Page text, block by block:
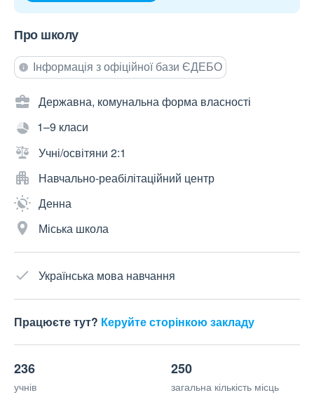
Про школу
Інформація з офіційної бази ЄДЕБО
Державна, комунальна форма власності
1–9 класи
Учні/освітяни 2:1
Навчально-реабілітаційний центр
Денна
Міська школа
Українська мова навчання
Працюєте тут? Керуйте сторінкою закладу
236
учнів
250
загальна кількість місць